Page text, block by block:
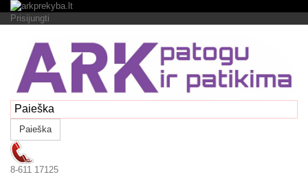
Prisijungti
Paieška
8-611 17125